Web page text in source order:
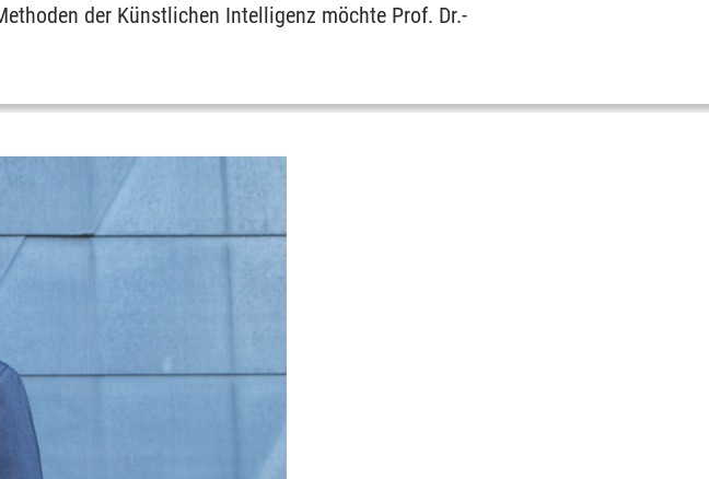
der Künstlichen Intelligenz möchte Prof. Dr.-